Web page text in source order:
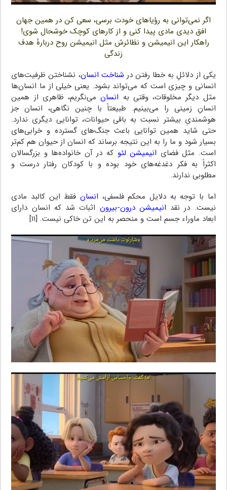
اگر نمی‌توانی به رؤیاهای خودت برسی، سعی کن در همین جهان
افق دیدی مادی پیدا کنی و از کارهای کوچک خوشحال شوی!
راهکار این انیمیشن و نظائرش مثل انیمیشن روح دربارهٔ هدف
زندگی
یکی از دلائلِ به خطا رفتن در شناخت انسان، نشناختن ظرفیت‌های
انسانی و چیزی است که می‌تواند بشود. یعنی خیلی از ما انسان‌ها
مثل دیگر مخلوقات، وقتی به انسانمی‌نگریم، ظاهری از همین
انسانِ زمینی را می‌بینیم. طبیعتاً با چنین نگاهی، انسان جز
هوشمندیِ بیشتر نسبت به باقی حیوانات، توانایی دیگری ندارد.
حتی شاید همین توانایی باعث جنگ‌های گسترده و خرابی‌های
بسیار شود و ما را به این نتیجه برساند که انسان از حیوان هم کم‌تر
است. مثل فضای انیمیشن لئو که در آن خانواده‌ها و بزرگسالان
اکثراً به فکر دغدغه‌های خود بوده و با کودکان رفتار درست و
مطلوبی ندارند.
اما با توجه به دلایل محکم فلسفی، انسان فقط این کالبد مادی
نیست. در نقد انیمیشن درون-بیرون اثبات شد که انسان دارای
ابعاد ماوراء جسم است و منحصر به این تن خاکی نیست. [۱۱]